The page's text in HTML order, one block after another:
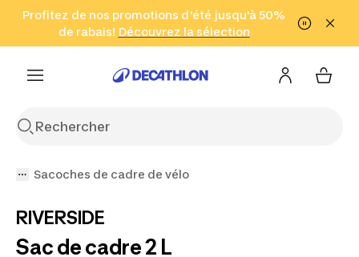
Aller à la recherche Aller au contenu Aller au pied de
Profitez de nos promotions d'été jusqu'à 50%
de rabais! Découvrez la sélection
Cliquez ici
en seulement 2 h!
(Zones sélectionnées)
Sacoches de cadre de vélo
RIVERSIDE
Sac de cadre 2 L